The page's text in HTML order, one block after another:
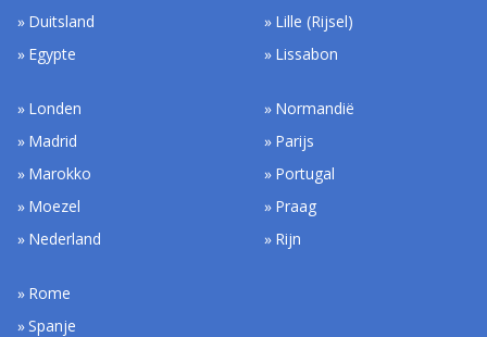
Duitsland
Egypte
Lille (Rijsel)
Lissabon
Londen
Madrid
Marokko
Moezel
Nederland
Normandië
Parijs
Portugal
Praag
Rijn
Rome
Spanje